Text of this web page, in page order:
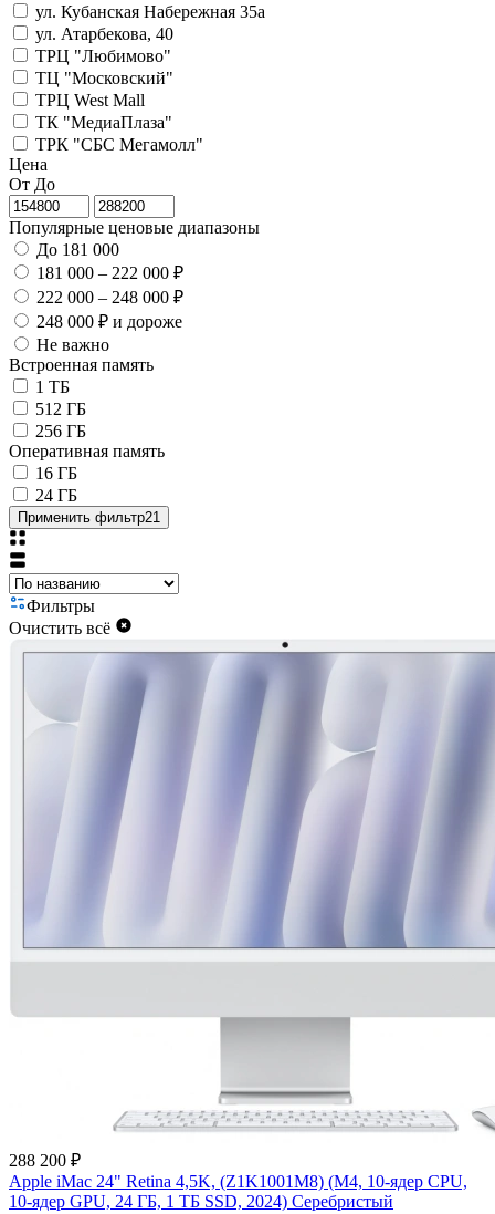
ул. Кубанская Набережная 35а
ул. Атарбекова, 40
ТРЦ "Любимово"
ТЦ "Московский"
ТРЦ West Mall
ТК "МедиаПлаза"
ТРК "СБС Мегамолл"
Цена
От До
Популярные ценовые диапазоны
До 181 000
181 000 – 222 000 ₽
222 000 – 248 000 ₽
248 000 ₽ и дороже
Не важно
Встроенная память
1 ТБ
512 ГБ
256 ГБ
Оперативная память
16 ГБ
24 ГБ
Применить фильтр21
Фильтры
Очистить всё
288 200 ₽
Apple iMac 24" Retina 4,5K, (Z1K1001M8) (M4, 10-ядер CPU,
10-ядер GPU, 24 ГБ, 1 ТБ SSD, 2024) Серебристый